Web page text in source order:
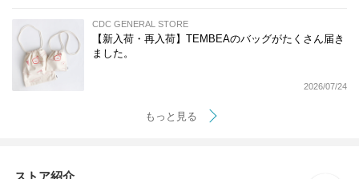
CDC GENERAL STORE
【新入荷・再入荷】TEMBEAのバッグがたくさん届き
ました。
2026/07/24
もっと見る
ストア紹介